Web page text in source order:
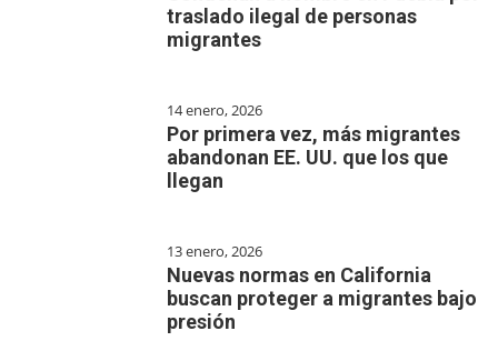
traslado ilegal de personas
migrantes
14 enero, 2026
Por primera vez, más migrantes
abandonan EE. UU. que los que
llegan
13 enero, 2026
Nuevas normas en California
buscan proteger a migrantes bajo
presión